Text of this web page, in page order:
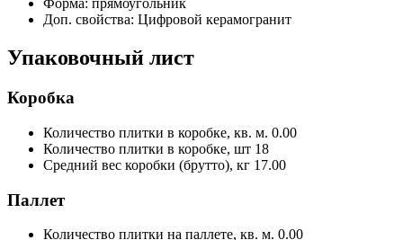
Форма: прямоугольник
Доп. свойства: Цифровой керамогранит
Упаковочный лист
Коробка
Количество плитки в коробке, кв. м. 0.00
Количество плитки в коробке, шт 18
Средний вес коробки (брутто), кг 17.00
Паллет
Количество плитки на паллете, кв. м. 0.00